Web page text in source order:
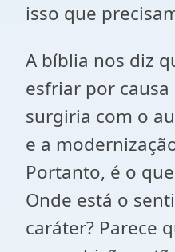
isso que
A bíblia nos diz
esfriar por
surgiria com o
e a
Portanto, é o
Onde está o
caráter? Parece